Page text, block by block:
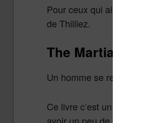
Pour ceux qui aime le
de Thilliez.
The Martian
Un homme se retrouve
Ce livre c’est un peu
avoir un peu de